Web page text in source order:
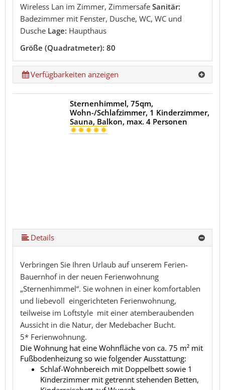
Wireless Lan im Zimmer, Zimmersafe Sanitär:
Badezimmer mit Fenster, Dusche, WC, WC und
Dusche Lage: Haupthaus
Größe (Quadratmeter): 80
Verfügbarkeiten anzeigen
Sternenhimmel, 75qm,
Wohn-/Schlafzimmer, 1 Kinderzimmer,
Sauna, Balkon, max. 4 Personen
Details
Verbringen Sie Ihren Urlaub auf unserem Ferien-
Bauernhof in der neuen Ferienwohnung
„Sternenhimmel“. Sie wohnen in einer komfortablen
und liebevoll eingerichteten Ferienwohnung,
teilweise im Loftstyle mit einer atemberaubenden
Aussicht in die Natur, der Medebacher Bucht.
5* Ferienwohnung.
Die Wohnung hat eine Wohnfläche von ca. 75 m² mit
Fußbodenheizung so wie folgender Ausstattung:
Schlaf-Wohnbereich mit Doppelbett sowie 1
Kinderzimmer mit getrennt stehenden Betten,